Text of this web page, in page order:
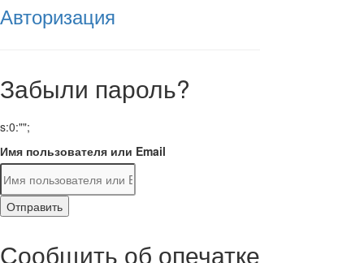
Авторизация
Забыли пароль?
s:0:"";
Имя пользователя или Email
Отправить
Сообщить об опечатке